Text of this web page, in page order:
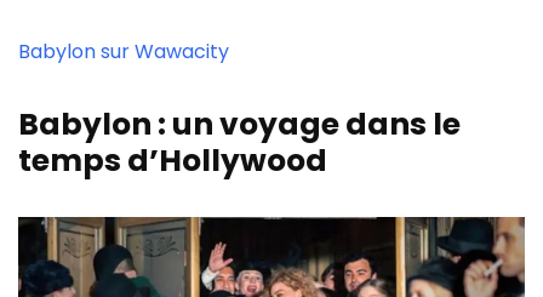
Babylon sur Wawacity
Babylon : un voyage dans le
temps d’Hollywood